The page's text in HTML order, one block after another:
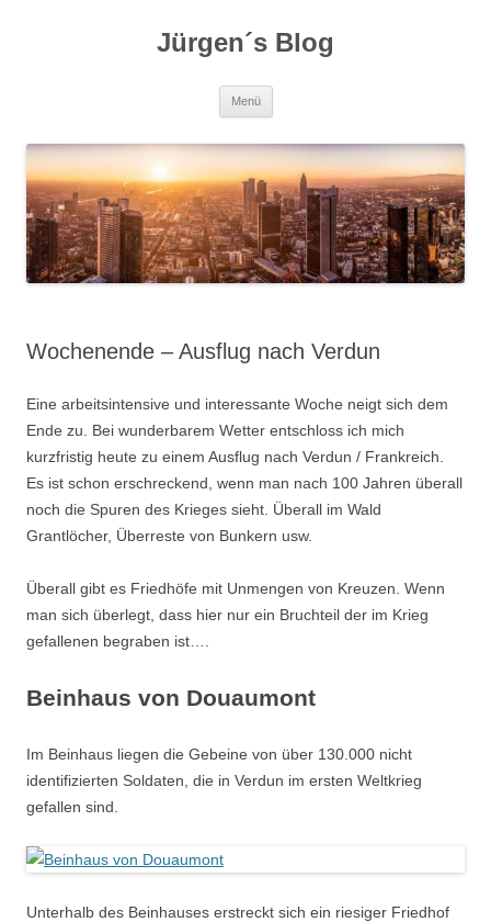
Jürgen´s Blog
Menü
Wochenende – Ausflug nach Verdun
Eine arbeitsintensive und interessante Woche neigt sich dem
Ende zu. Bei wunderbarem Wetter entschloss ich mich
kurzfristig heute zu einem Ausflug nach Verdun / Frankreich.
Es ist schon erschreckend, wenn man nach 100 Jahren überall
noch die Spuren des Krieges sieht. Überall im Wald
Grantlöcher, Überreste von Bunkern usw.
Überall gibt es Friedhöfe mit Unmengen von Kreuzen. Wenn
man sich überlegt, dass hier nur ein Bruchteil der im Krieg
gefallenen begraben ist….
Beinhaus von Douaumont
Im Beinhaus liegen die Gebeine von über 130.000 nicht
identifizierten Soldaten, die in Verdun im ersten Weltkrieg
gefallen sind.
Unterhalb des Beinhauses erstreckt sich ein riesiger Friedhof